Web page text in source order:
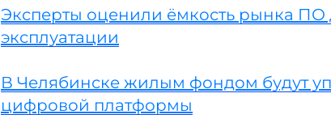
Эксперты оценили ёмкость рынка ПО
эксплуатации
В Челябинске жилым фондом будут
цифровой платформы